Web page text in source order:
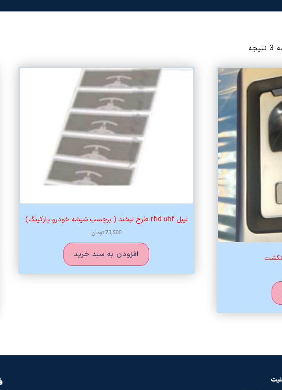
اساس
قیمت:
لیبل rfid uhf طرح لبخند ( برچسب شیشه خودرو پارکینگ)
73,500تومان
افزودن به سبد خرید